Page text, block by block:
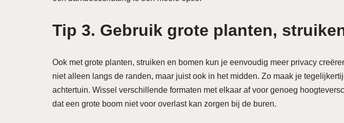
Tip 3. Gebruik grote planten,
Ook met grote planten, struiken en bomen kun je eenvoudig meer privacy
niet alleen langs de randen, maar juist ook in het midden. Zo maak je
achtertuin. Wissel verschillende formaten met elkaar af voor genoeg
dat een grote boom niet voor overlast kan zorgen bij de buren.